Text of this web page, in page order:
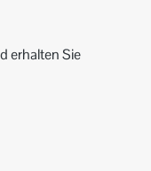
erhalten Sie